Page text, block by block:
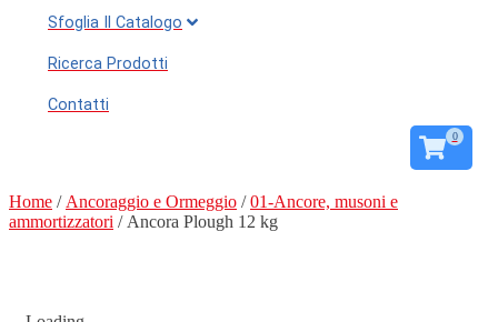
Sfoglia Il Catalogo
Ricerca Prodotti
Contatti
0
Home / Ancoraggio e Ormeggio /01-Ancore, musoni e
ammortizzatori / Ancora Plough 12 kg